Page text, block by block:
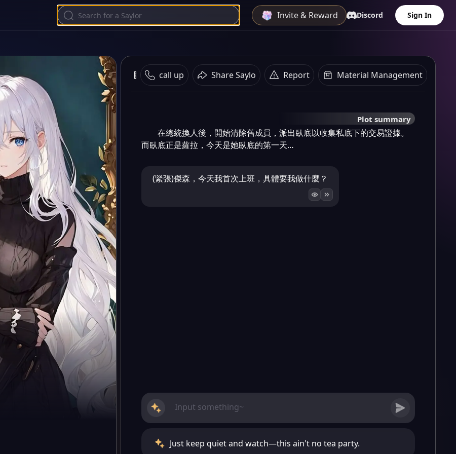
Invite & Reward Discord Sign In
臥底 call up Share Saylo Report Material Management
Plot summary
在總統換人後，開始清除舊成員，派出臥底以收集私底下的交易證據。
而臥底正是蘿拉，今天是她臥底的第一天…
(緊張)傑森，今天我首次上班，具體要我做什麼？
Just keep quiet and watch—this ain't no tea party.